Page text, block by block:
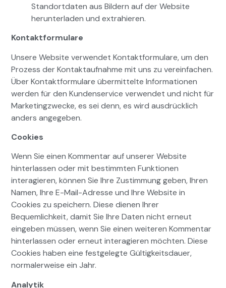
Standortdaten aus Bildern auf der Website
herunterladen und extrahieren.
Kontaktformulare
Unsere Website verwendet Kontaktformulare, um den
Prozess der Kontaktaufnahme mit uns zu vereinfachen.
Über Kontaktformulare übermittelte Informationen
werden für den Kundenservice verwendet und nicht für
Marketingzwecke, es sei denn, es wird ausdrücklich
anders angegeben.
Cookies
Wenn Sie einen Kommentar auf unserer Website
hinterlassen oder mit bestimmten Funktionen
interagieren, können Sie Ihre Zustimmung geben, Ihren
Namen, Ihre E-Mail-Adresse und Ihre Website in
Cookies zu speichern. Diese dienen Ihrer
Bequemlichkeit, damit Sie Ihre Daten nicht erneut
eingeben müssen, wenn Sie einen weiteren Kommentar
hinterlassen oder erneut interagieren möchten. Diese
Cookies haben eine festgelegte Gültigkeitsdauer,
normalerweise ein Jahr.
Analytik